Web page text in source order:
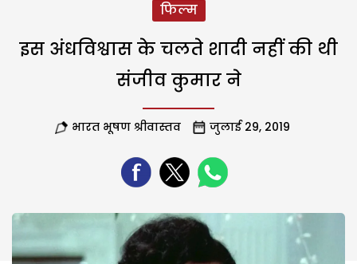
फिल्म
इस अंधविश्वास के चलते शादी नहीं की थी
संजीव कुमार ने
भारत भूषण श्रीवास्तव जुलाई 29, 2019